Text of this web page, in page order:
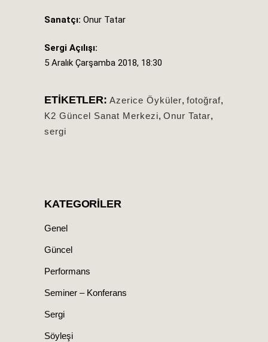
Sanatçı: Onur Tatar
Sergi Açılışı:
5 Aralık Çarşamba 2018, 18:30
ETIKETLER: Azerice Öyküler, fotoğraf,
K2 Güncel Sanat Merkezi, Onur Tatar,
sergi
KATEGORILER
Genel
Güncel
Performans
Seminer – Konferans
Sergi
Söyleşi